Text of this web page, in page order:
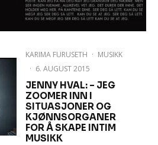
KARIMA FURUSETH · MUSIKK
· 6. AUGUST 2015
JENNY HVAL: – JEG
ZOOMER INN I
SITUASJONER OG
KJØNNSORGANER
FOR Å SKAPE INTIM
MUSIKK